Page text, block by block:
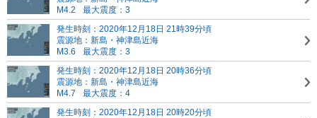
M4.2
最大震度：3
発生時刻：2020年12月18日 21時39分頃
震源地：新島・神津島近海
M3.6
最大震度：3
発生時刻：2020年12月18日 20時36分頃
震源地：新島・神津島近海
M4.7
最大震度：4
発生時刻：2020年12月18日 20時20分頃